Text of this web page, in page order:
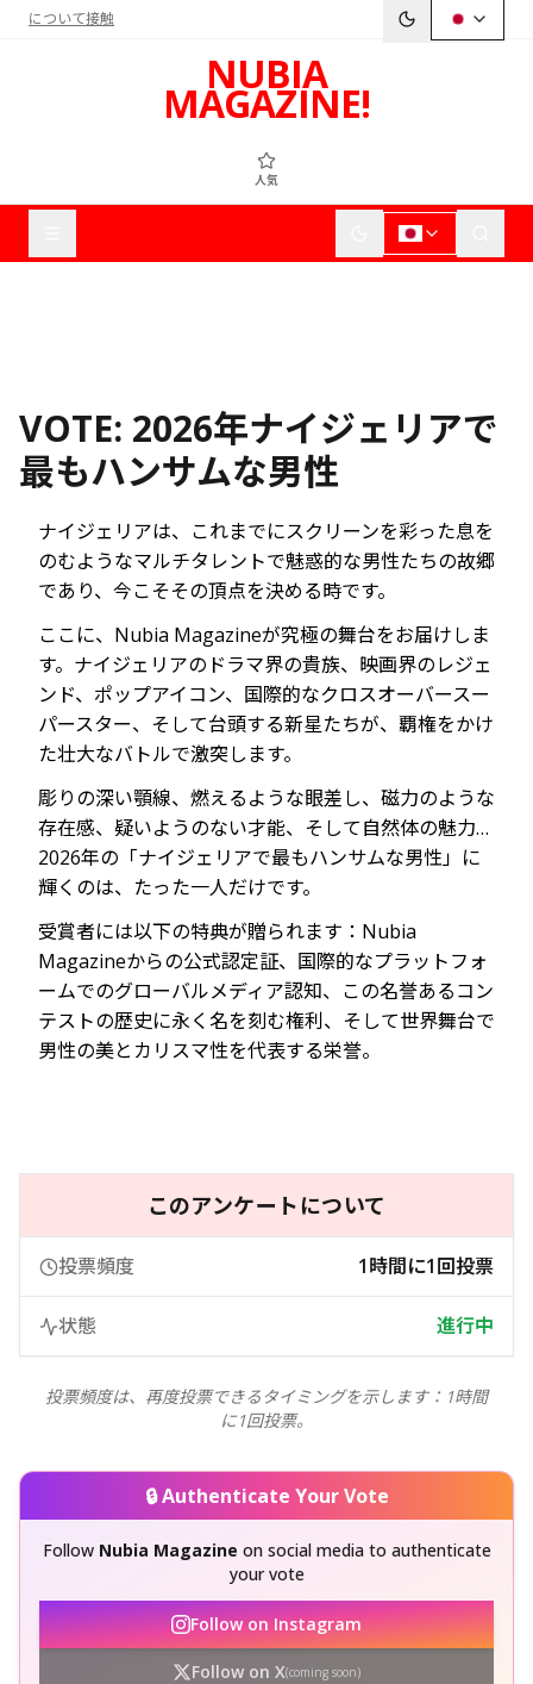
について接触
NUBIA
MAGAZINE!
人気
VOTE: 2026年ナイジェリアで
最もハンサムな男性
ナイジェリアは、これまでにスクリーンを彩った息を
のむようなマルチタレントで魅惑的な男性たちの故郷
であり、今こそその頂点を決める時です。
ここに、Nubia Magazineが究極の舞台をお届けしま
す。ナイジェリアのドラマ界の貴族、映画界のレジェ
ンド、ポップアイコン、国際的なクロスオーバースー
パースター、そして台頭する新星たちが、覇権をかけ
た壮大なバトルで激突します。
彫りの深い顎線、燃えるような眼差し、磁力のような
存在感、疑いようのない才能、そして自然体の魅力…
2026年の「ナイジェリアで最もハンサムな男性」に
輝くのは、たった一人だけです。
受賞者には以下の特典が贈られます：Nubia
Magazineからの公式認定証、国際的なプラットフォ
ームでのグローバルメディア認知、この名誉あるコン
テストの歴史に永く名を刻む権利、そして世界舞台で
男性の美とカリスマ性を代表する栄誉。
このアンケートについて
投票頻度 1時間に1回投票
状態 進行中
投票頻度は、再度投票できるタイミングを示します：1時間
に1回投票。
🔒 Authenticate Your Vote
Follow Nubia Magazine on social media to authenticate
your vote
Follow on Instagram
Follow on X(coming soon)